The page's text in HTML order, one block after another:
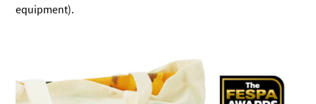
equipment).